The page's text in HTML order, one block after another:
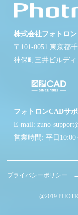
株式会社フォトロ
〒101-0051 東京都
神保町三井ビルデ
フォトロンCADサ
E-mail: zuno-
営業時間: 平日10:00
プライバシーポリシー →
@2019